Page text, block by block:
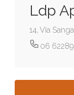
Ldp
14, Via
06